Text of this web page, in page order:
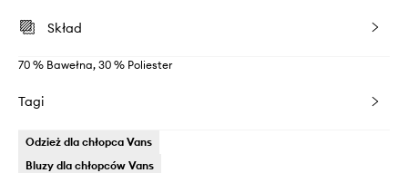
Skład
70 % Bawełna, 30 % Poliester
Tagi
Odzież dla chłopca Vans
Bluzy dla chłopców Vans